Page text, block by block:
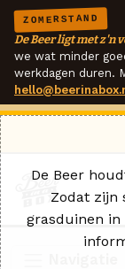
ZOMERSTAND
De Beer ligt met z'n
we wat minder
werkdagen duren.
De Beer
Zodat zijn
grasduinen in